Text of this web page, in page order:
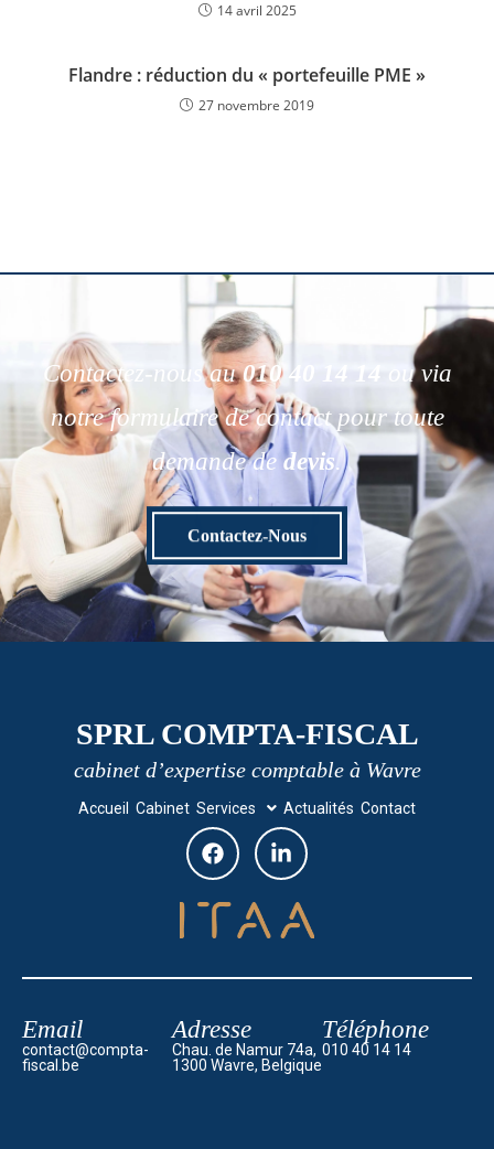
14 avril 2025
Flandre : réduction du « portefeuille PME »
27 novembre 2019
Contactez-nous au010 40 14 14
ou via
notre formulaire de contact pour toute
demande de devis.
Contactez-Nous
SPRL COMPTA-FISCAL
cabinet d’expertise comptable à Wavre
Accueil Cabinet Services Actualités Contact
Email
contact@compta-
fiscal.be
Adresse
Chau. de Namur 74a,
1300 Wavre, Belgique
Téléphone
010 40 14 14